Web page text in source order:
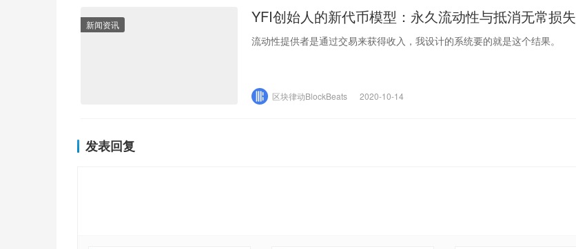
新闻资讯 YFI创始人的新代币模型：永久流动性与抵消无常损失
流动性提供者是通过交易来获得收入，我设计的系统要的就是这个结果。
区块律动BlockBeats 2020-10-14
发表回复